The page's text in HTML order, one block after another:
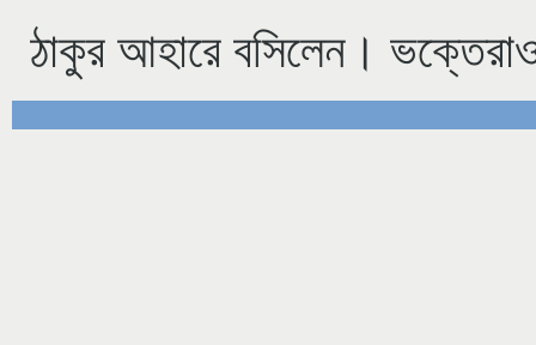
ঠাকুর আহারে বসিলেন।